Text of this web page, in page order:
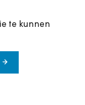
te kunnen